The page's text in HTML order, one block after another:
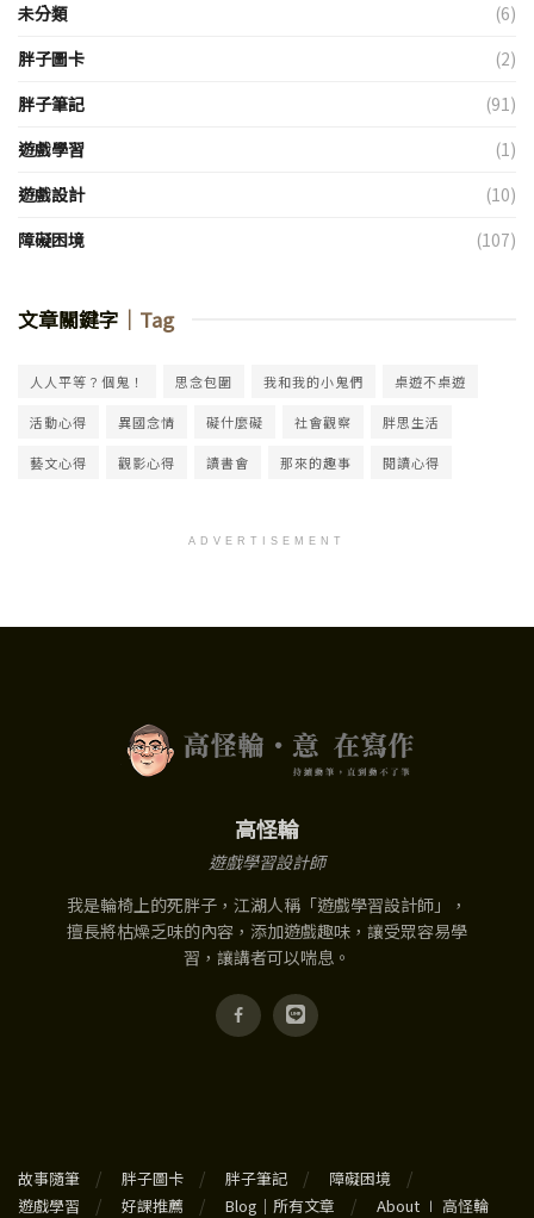
未分類
(6)
胖子圖卡
(2)
胖子筆記
(91)
遊戲學習
(1)
遊戲設計
(10)
障礙困境
(107)
文章關鍵字 ｜Tag
人人平等？個鬼！ 思念包圍 我和我的小鬼們 桌遊不桌遊
活動心得 異國念情 礙什麼礙 社會觀察 胖思生活
藝文心得 觀影心得 讀書會 那來的趣事 閱讀心得
ADVERTISEMENT
高怪輪
遊戲學習設計師
我是輪椅上的死胖子，江湖人稱「遊戲學習設計師」，
擅長將枯燥乏味的內容，添加遊戲趣味，讓受眾容易學
習，讓講者可以喘息。
故事隨筆 胖子圖卡 胖子筆記
障礙困境
遊戲學習
好課推薦 Blog｜所有文章 About ∣ 高怪輪